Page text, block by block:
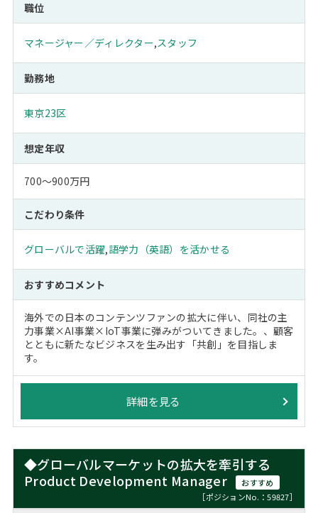
職位
マネージャー／ディレクター,スタッフ
勤務地
東京23区
想定年収
700～900万円
こだわり条件
グローバルで活躍,語学力（英語）を活かせる
おすすめコメント
海外での日本のコンテンツファンの拡大に伴い、同社の主
力事業×AI事業×IoT事業に弾みがついてきました。、顧客
とともに新たなビジネスを生み出す「共創」を目指しま
す。
詳細を見る
◆グローバルマーケットの拡大を牽引する
Product Development Manager
おすすめ
［ポジションNo.：59827］